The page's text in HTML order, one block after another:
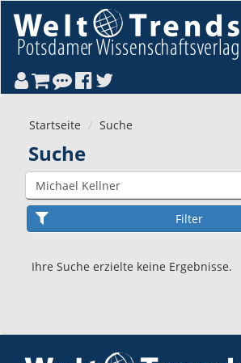
Startseite Suche
Suche
Ihre Suche erzielte keine Ergebnisse.